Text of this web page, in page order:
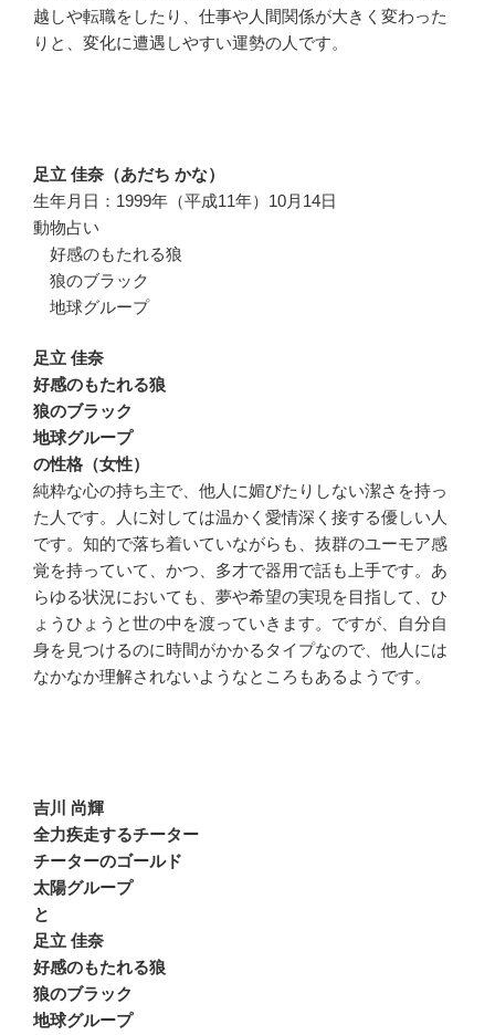
越しや転職をしたり、仕事や人間関係が大きく変わった
りと、変化に遭遇しやすい運勢の人です。
足立 佳奈（あだち かな）
生年月日：1999年（平成11年）10月14日
動物占い
好感のもたれる狼
狼のブラック
地球グループ
足立 佳奈
好感のもたれる狼
狼のブラック
地球グループ
の性格（女性）
純粋な心の持ち主で、他人に媚びたりしない潔さを持っ
た人です。人に対しては温かく愛情深く接する優しい人
です。知的で落ち着いていながらも、抜群のユーモア感
覚を持っていて、かつ、多才で器用で話も上手です。あ
らゆる状況においても、夢や希望の実現を目指して、ひ
ょうひょうと世の中を渡っていきます。ですが、自分自
身を見つけるのに時間がかかるタイプなので、他人には
なかなか理解されないようなところもあるようです。
吉川 尚輝
全力疾走するチーター
チーターのゴールド
太陽グループ
と
足立 佳奈
好感のもたれる狼
狼のブラック
地球グループ